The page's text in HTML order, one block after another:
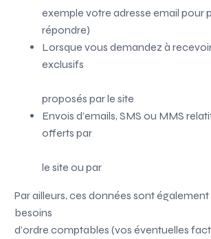
exemple votre adresse email pour
répondre)
Lorsque vous demandez à
exclusifs
proposés par le site
Envois d’emails, SMS ou MMS
offerts par
le site ou par
Par ailleurs, ces données sont
besoins
d’ordre comptables (vos éventuelles